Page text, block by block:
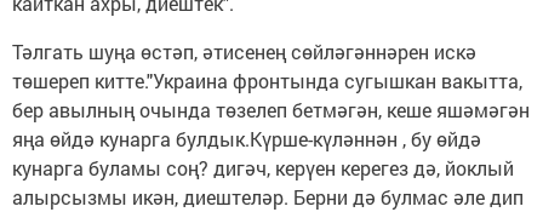
Тәлгать шуңа өстәп, әтисенең сөйләгәннәрен искә
төшереп китте."Украина фронтында сугышкан вакытта,
бер авылның очында төзелеп бетмәгән, кеше яшәмәгән
яңа өйдә кунарга булдык.Күрше-күләннән , бу өйдә
кунарга буламы соң? дигәч, керүен керегез дә, йоклый
алырсызмы икән, диештеләр. Берни дә булмас әле дип